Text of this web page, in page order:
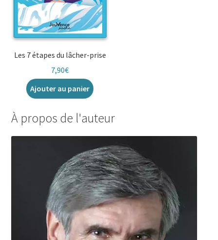
Les 7 étapes du lâcher-prise
7,90€
Ajouter au panier
À propos de l'auteur